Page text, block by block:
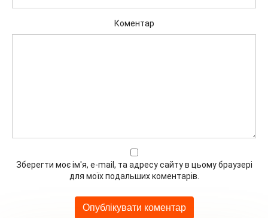
Коментар
Зберегти моє ім'я, e-mail, та адресу сайту в цьому браузері
для моїх подальших коментарів.